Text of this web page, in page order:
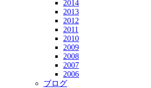
2014
2013
2012
2011
2010
2009
2008
2007
2006
ブログ